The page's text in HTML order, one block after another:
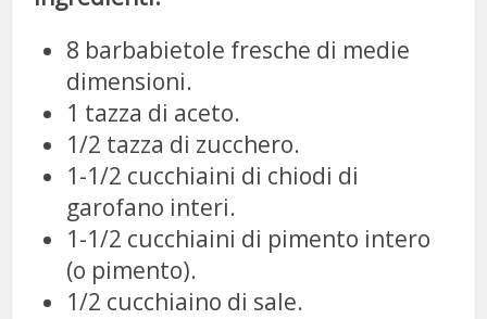
8 barbabietole fresche di medie
dimensioni.
1 tazza di aceto.
1/2 tazza di zucchero.
1-1/2 cucchiaini di chiodi di
garofano interi.
1-1/2 cucchiaini di pimento intero
(o pimento).
1/2 cucchiaino di sale.